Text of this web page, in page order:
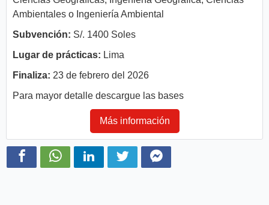
Ambientales o Ingeniería Ambiental
Subvención: S/. 1400 Soles
Lugar de prácticas: Lima
Finaliza: 23 de febrero del 2026
Para mayor detalle descargue las bases
Más información